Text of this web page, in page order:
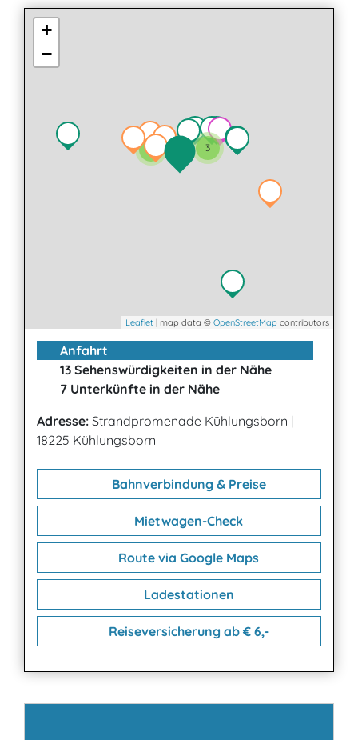
3
2
+
−
Leaflet | map data © OpenStreetMap contributors
Anfahrt
13 Sehenswürdigkeiten in der Nähe
7 Unterkünfte in der Nähe
Adresse: Strandpromenade Kühlungsborn |
18225 Kühlungsborn
Bahnverbindung & Preise
Mietwagen-Check
Route via Google Maps
Ladestationen
Reiseversicherung ab € 6,-